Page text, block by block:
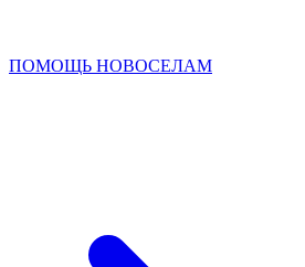
ПОМОЩЬ НОВОСЕЛАМ